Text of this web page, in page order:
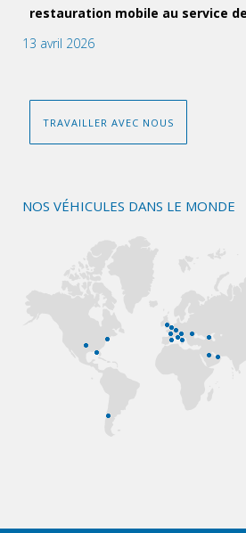
restauration mobile au service
13 avril 2026
TRAVAILLER AVEC NOUS
NOS VÉHICULES DANS LE MONDE